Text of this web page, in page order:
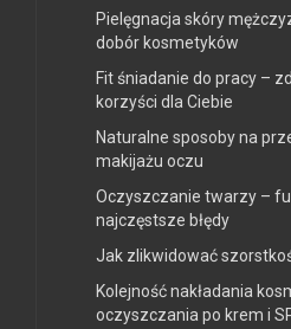
Pielęgnacja skóry
dobór kosmetyków
Fit śniadanie do pracy –
korzyści dla Ciebie
Naturalne sposoby na
makijażu oczu
Oczyszczanie twarzy –
najczęstsze błędy
Jak zlikwidować
Kolejność nakładania
oczyszczania po krem i